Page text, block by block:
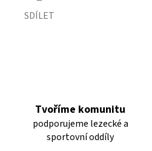
SDÍLET
Tvoříme komunitu
podporujeme lezecké a
sportovní oddíly